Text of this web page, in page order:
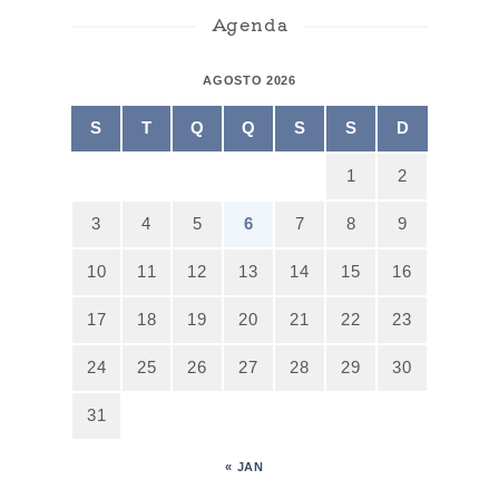
Agenda
AGOSTO 2026
S T Q Q S S D
1 2
3 4 5 6 7 8 9
10 11 12 13 14 15 16
17 18 19 20 21 22 23
24 25 26 27 28 29 30
31
« JAN